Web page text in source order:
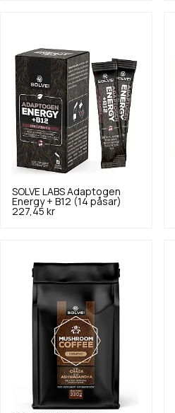
SOLVE LABS Adaptogen
Energy + B12 (14 påsar)
227,45 kr